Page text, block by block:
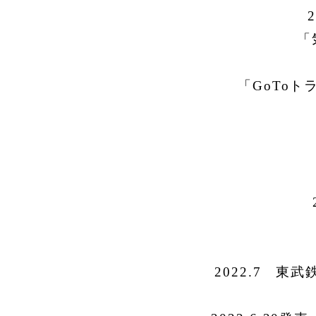
「GoTo ト
2022.7 東武